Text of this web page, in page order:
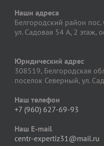
Наши адреса
Белгородский район
ул. Садовая 54 А, 2 этаж,
Юридический адрес
308519, Белгородская
поселок Северный, ул.
Наш телефон
+7 (960) 627-69-93
Наш E-mail
centr-expertiz31@mail.ru